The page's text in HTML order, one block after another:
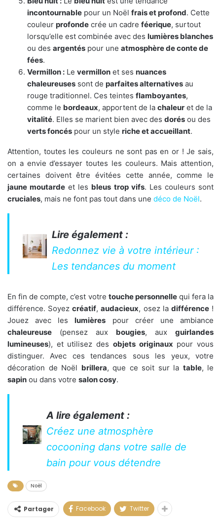
incontournable pour un Noël frais et profond. Cette
couleur profonde crée un cadre féerique, surtout
lorsqu’elle est combinée avec des lumières blanches
ou des argentés pour une atmosphère de conte de
fées.
Vermillon : Le vermillon et ses nuances
chaleureuses sont de parfaites alternatives au
rouge traditionnel. Ces teintes flamboyantes,
comme le bordeaux, apportent de la chaleur et de la
vitalité. Elles se marient bien avec des dorés ou des
verts foncés pour un style riche et accueillant.
Attention, toutes les couleurs ne sont pas en or ! Je sais,
on a envie d’essayer toutes les couleurs. Mais attention,
certaines doivent être évitées cette année, comme le
jaune moutarde et les bleus trop vifs. Les couleurs sont
cruciales, mais ne font pas tout dans une déco de Noël.
Lire également :
Redonnez vie à votre intérieur :
Les tendances du moment
En fin de compte, c’est votre touche personnellequi fera la
différence. Soyezcréatif,audacieux, osez la différence!
Jouez avec les lumières pour créer une ambiance
chaleureuse (pensez aux bougies, aux guirlandes
lumineuses), et utilisez des objets originaux pour vous
distinguer. Avec ces tendances sous les yeux, votre
décoration de Noël brillera, que ce soit sur la table, le
sapin ou dans votre salon cosy.
A lire également :
Créez une atmosphère
cocooning dans votre salle de
bain pour vous détendre
Noël
Partager Facebook Twitter